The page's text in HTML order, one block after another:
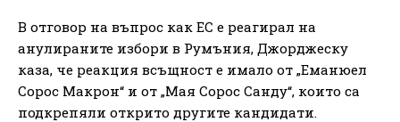
В отговор на въпрос как ЕС е реагирал на
анулираните избори в Румъния, Джорджеску
каза, че реакция всъщност е имало от „Еманюел
Сорос Макрон“ и от „Мая Сорос Санду“, които са
подкрепяли открито другите кандидати.